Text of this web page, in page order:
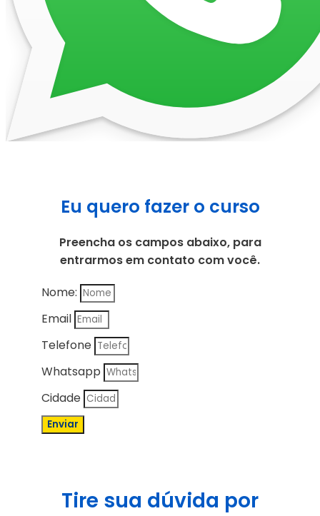
Eu quero fazer o curso
Preencha os campos abaixo, para
entrarmos em contato com você.
Nome:
Email
Telefone
Whatsapp
Cidade
Enviar
Tire sua dúvida por